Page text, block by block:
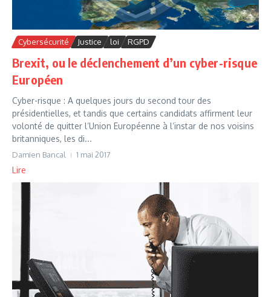
Cybersécurité Justice loi RGPD
Brexit, ou le déclenchement d’un cyber-risque
Européen
Cyber-risque : A quelques jours du second tour des
présidentielles, et tandis que certains candidats affirment leur
volonté de quitter l’Union Européenne à l’instar de nos voisins
britanniques, les di...
Damien Bancal 1 mai 2017
Lire